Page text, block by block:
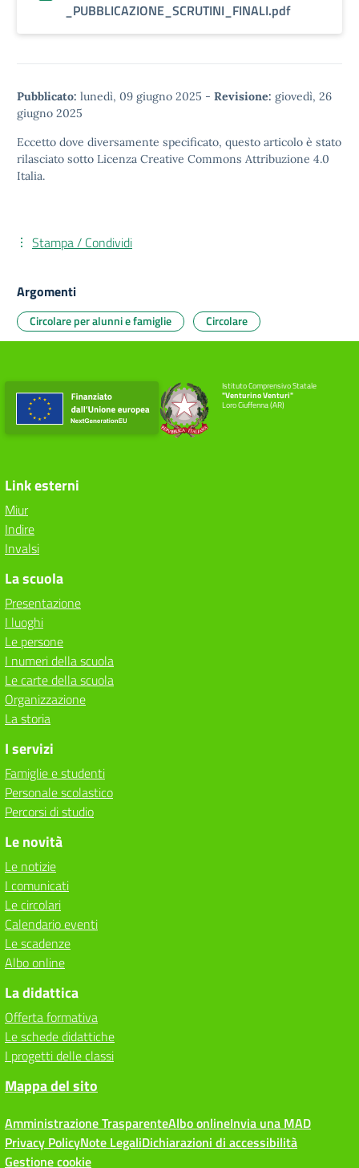
_PUBBLICAZIONE_SCRUTINI_FINALI.pdf
Pubblicato: lunedì, 09 giugno 2025 - Revisione: giovedì, 26
giugno 2025
Eccetto dove diversamente specificato, questo articolo è stato
rilasciato sotto Licenza Creative Commons Attribuzione 4.0
Italia.
Stampa / Condividi
Argomenti
Circolare per alunni e famiglie Circolare
Istituto Comprensivo Statale
"Venturino Venturi"
Loro Ciuffenna (AR)
Link esterni
Miur
Indire
Invalsi
La scuola
Presentazione
I luoghi
Le persone
I numeri della scuola
Le carte della scuola
Organizzazione
La storia
I servizi
Famiglie e studenti
Personale scolastico
Percorsi di studio
Le novità
Le notizie
I comunicati
Le circolari
Calendario eventi
Le scadenze
Albo online
La didattica
Offerta formativa
Le schede didattiche
I progetti delle classi
Mappa del sito
Amministrazione TrasparenteAlbo onlineInvia una MAD
Privacy PolicyNote LegaliDichiarazioni di accessibilità
Gestione cookie